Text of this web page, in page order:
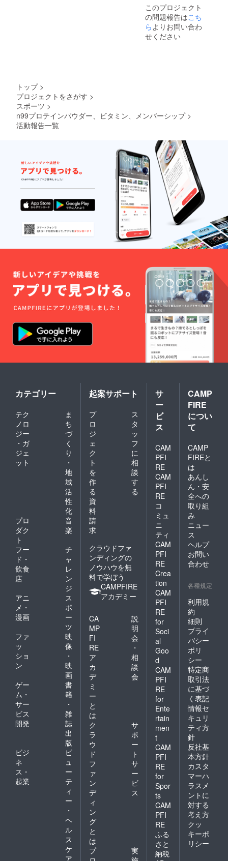
このプロジェクト
の問題報告はこち
ら よりお問い合わ
せください
トップ >
プロジェクトをさがす >
スポーツ >
n99プロテインパウダー、ビタミン、メンバーシップ >
活動報告一覧
カテゴリー
テク
ノロ
ジー
・ガ
ジェ
ット
ま
ち
づ
く
り
・
地
域
活
性
化
プロ
ダク
ト
音
楽
フー
ド・
飲食
店
チ
ャ
レ
ン
ジ
アニ
メ・
漫画
ス
ポ
ー
ツ
ファ
ッ
ショ
ン
映
像
・
映
画
ゲー
ム・
サー
ビス
開発
書
籍
・
雑
誌
出
版
ビジ
ネ
ス・
起業
ビ
ュ
ー
テ
ィ
ー
・
ヘ
ル
ス
ケ
ア
起案サポート
プ
ロ
ジ
ェ
ク
ト
を
作
る
ス
タ
ッ
フ
に
相
談
す
る
資
料
請
求
クラウドファ
ンディングの
ノウハウを無
料で学ぼう
CAMPFIRE
アカデミー
CA
MP
FI
RE
ア
カ
デ
ミ
ー
と
は
説
明
会
・
相
談
会
ク
ラ
ウ
ド
フ
ァ
ン
デ
ィ
ン
グ
と
は
サ
ポ
ー
ト
サ
ー
ビ
ス
プ
実
サ
ー
ビ
ス
CAM
PFI
RE
CAM
PFI
RE
コ
ミュ
ニ
ティ
CAM
PFI
RE
Crea
tion
CAM
PFI
RE
for
Soci
al
Goo
d
CAM
PFI
RE
for
Ente
rtain
men
t
CAM
PFI
RE
for
Spor
ts
CAM
PFI
RE
ふる
さと
納税
CAMP
FIRE
につい
て
CAMP
FIREと
は
あんし
ん・安
全への
取り組
み
ニュー
ス
ヘルプ
お問い
合わせ
各種規定
利用規
約
細則
プライ
バシー
ポリ
シー
特定商
取引法
に基づ
く表記
情報セ
キュリ
ティ方
針
反社基
本方針
カスタ
マーハ
ラスメ
ントに
対する
考え方
クッ
キーポ
リシー